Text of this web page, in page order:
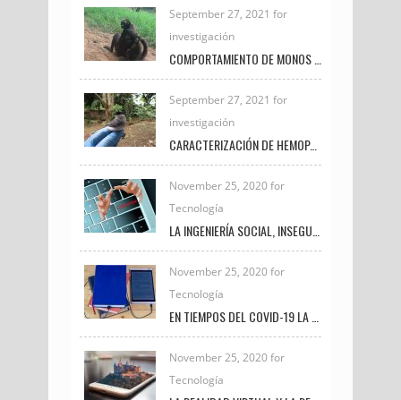
September 27, 2021 for
investigación
September 27, 2021 for
investigación
CARACTERIZACIÓN DE HEMOPARÁSITOS PRESENTES EN AVES SILVESTRES EN EL MUNICIPIO DE FREDONIA DURANTE EL PERIODO 2020 – 2021
November 25, 2020 for
Tecnología
November 25, 2020 for
Tecnología
November 25, 2020 for
Tecnología